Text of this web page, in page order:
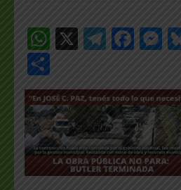
WhatsApp
X